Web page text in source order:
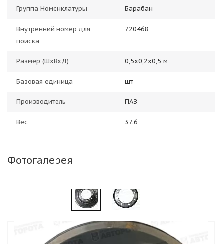
Группа Номенклатуры Барабан
Внутренний номер для
поиска
720468
Размер (ШхВхД) 0,5х0,2х0,5 м
Базовая единица шт
Производитель ПАЗ
Вес 37.6
Фотогалерея